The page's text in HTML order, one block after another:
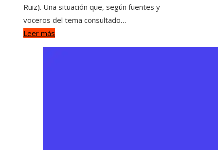
Ruiz). Una situación que, según fuentes y
voceros del tema consultado…
Leer más